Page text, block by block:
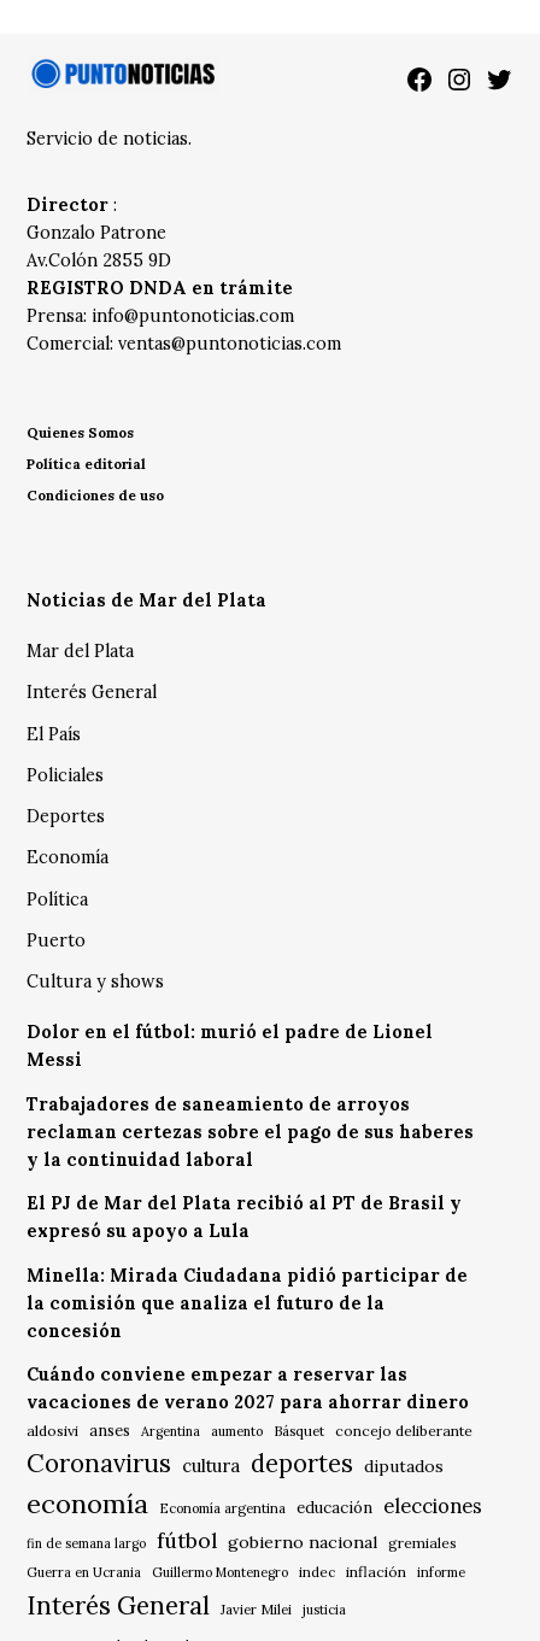
Facebook
Servicio de noticias.
Director :
Gonzalo Patrone
Av.Colón 2855 9D
REGISTRO DNDA en trámite
Prensa: info@puntonoticias.com
Comercial:ventas@puntonoticias.com
Quienes Somos
Política editorial
Condiciones de uso
Noticias de Mar del Plata
Mar del Plata
Interés General
El País
Policiales
Deportes
Economía
Política
Puerto
Cultura y shows
Dolor en el fútbol: murió el padre de Lionel
Messi
Trabajadores de saneamiento de arroyos
reclaman certezas sobre el pago de sus haberes
y la continuidad laboral
El PJ de Mar del Plata recibió al PT de Brasil y
expresó su apoyo a Lula
Minella: Mirada Ciudadana pidió participar de
la comisión que analiza el futuro de la
concesión
Cuándo conviene empezar a reservar las
vacaciones de verano 2027 para ahorrar dinero
aldosivi anses Argentina aumento Básquet concejo deliberante
Coronavirus cultura deportes diputados
economía Economía argentina educación elecciones
fin de semana largo fútbol gobierno nacional gremiales
Guerra en Ucrania Guillermo Montenegro indec inflación informe
Interés General Javier Milei justicia